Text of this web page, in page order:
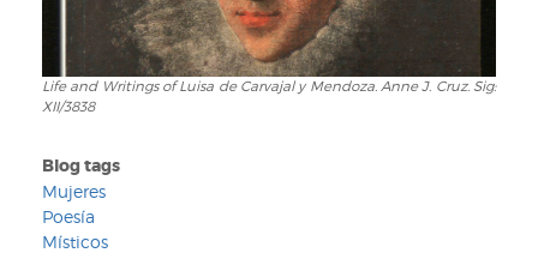
Life
and
of
Luisa
de
Carvajal
Life and Writings of Luisa de Carvajal y Mendoza. Anne J. Cruz. Sig:
XII/3838
Blog tags
Mujeres
Poesía
Místicos